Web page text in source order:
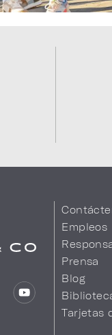
Empleos
Prensa
Blog
Tarjetas